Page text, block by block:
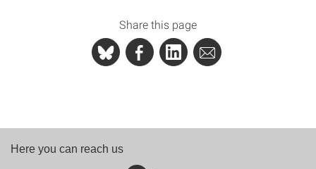
Share this page
Here you can reach us